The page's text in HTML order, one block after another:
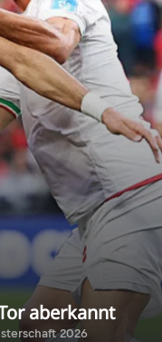
aberkannt
2026